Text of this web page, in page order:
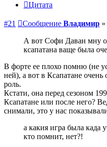
Цитата
#21 Сообщение Владимир »
А вот Софи Даван мну
ксапатана ваще была
В форте ее плохо помню (не
ней), а вот в Ксапатане
роль.
Кстати, она перед сезоном
Ксапатане или после него?
снимали, это у нас
а какия игра была када
кто помнит, нет?!